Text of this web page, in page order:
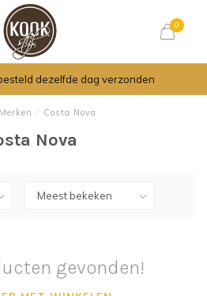
0
dezelfde dag verzonden
Merken / Costa Nova
Nova
gevonden!